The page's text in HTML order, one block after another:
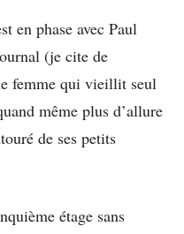
en phase avec Paul
(je cite de
femme qui vieillit seul
même plus d’allure
de ses petits
étage sans